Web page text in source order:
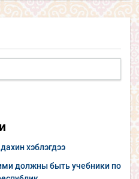
хэблэгдээ
должны быть учебники по